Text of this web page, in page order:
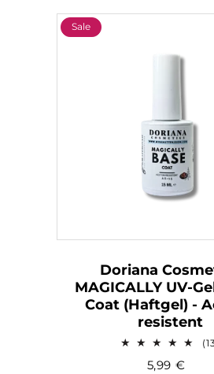
Sale
Doriana
MAGICALLY UV-
Coat (Haftgel) -
resistent
5,99 €